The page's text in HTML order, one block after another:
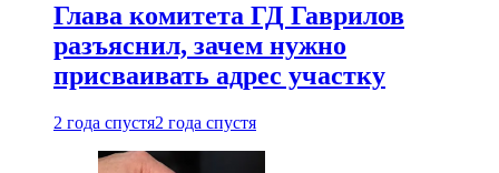
Глава комитета ГД Гаврилов
разъяснил, зачем нужно
присваивать адрес участку
2 года спустя2 года спустя